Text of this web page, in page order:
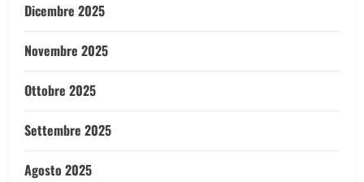
Dicembre 2025
Novembre 2025
Ottobre 2025
Settembre 2025
Agosto 2025